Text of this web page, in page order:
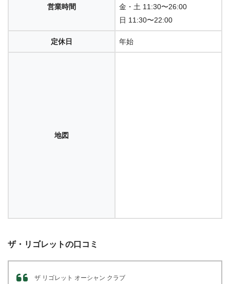
営業時間
金・土 11:30〜26:00
日 11:30〜22:00
定休日 年始
地図
ザ・リゴレットの口コミ
ザ リゴレット オーシャン クラブ